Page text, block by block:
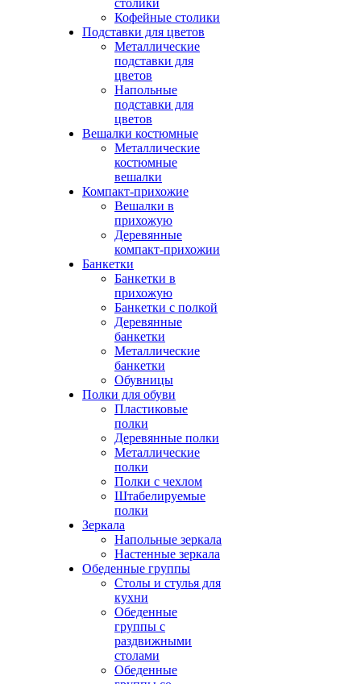
столики
Кофейные столики
Подставки для цветов
Металлические
подставки для
цветов
Напольные
подставки для
цветов
Вешалки костюмные
Металлические
костюмные
вешалки
Компакт-прихожие
Вешалки в
прихожую
Деревянные
компакт-прихожии
Банкетки
Банкетки в
прихожую
Банкетки с полкой
Деревянные
банкетки
Металлические
банкетки
Обувницы
Полки для обуви
Пластиковые
полки
Деревянные полки
Металлические
полки
Полки с чехлом
Штабелируемые
полки
Зеркала
Напольные зеркала
Настенные зеркала
Обеденные группы
Столы и стулья для
кухни
Обеденные
группы с
раздвижными
столами
Обеденные